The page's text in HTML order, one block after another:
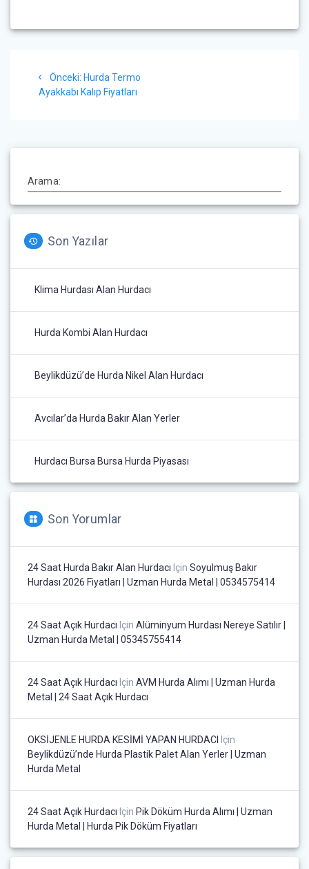
Yazı
gezinmesi
Önceki: Önceki
yazı:
Hurda Termo
Ayakkabı Kalıp Fiyatları
Arama:
Son Yazılar
Klima Hurdası Alan Hurdacı
Hurda Kombi Alan Hurdacı
Beylikdüzü’de Hurda Nikel Alan Hurdacı
Avcılar’da Hurda Bakır Alan Yerler
Hurdacı Bursa Bursa Hurda Piyasası
Son Yorumlar
24 Saat Hurda Bakır Alan Hurdacı Için Soyulmuş Bakır
Hurdası 2026 Fiyatları | Uzman Hurda Metal | 0534575414
24 Saat Açık Hurdacı Için Alüminyum Hurdası Nereye Satılır |
Uzman Hurda Metal | 05345755414
24 Saat Açık Hurdacı Için AVM Hurda Alımı | Uzman Hurda
Metal | 24 Saat Açık Hurdacı
OKSİJENLE HURDA KESİMİ YAPAN HURDACI Için
Beylikdüzü’nde Hurda Plastik Palet Alan Yerler | Uzman
Hurda Metal
24 Saat Açık Hurdacı Için Pik Döküm Hurda Alımı | Uzman
Hurda Metal | Hurda Pik Döküm Fiyatları